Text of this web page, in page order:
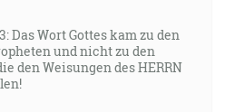
Das Wort Gottes kam zu den
und nicht zu den
den Weisungen des HERRN